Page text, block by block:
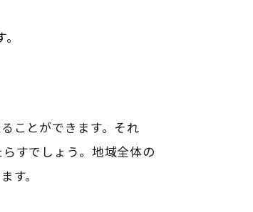
。
ことができます。それ
すでしょう。地域全体の
す。